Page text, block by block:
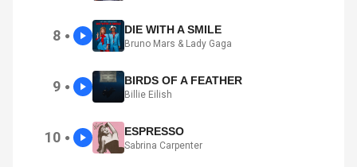
8 ● DIE WITH A SMILE
Bruno Mars & Lady Gaga
9 ● BIRDS OF A FEATHER
Billie Eilish
10 ● ESPRESSO
Sabrina Carpenter